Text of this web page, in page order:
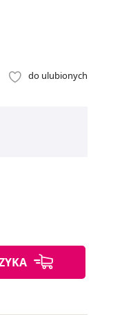
do ulubionych